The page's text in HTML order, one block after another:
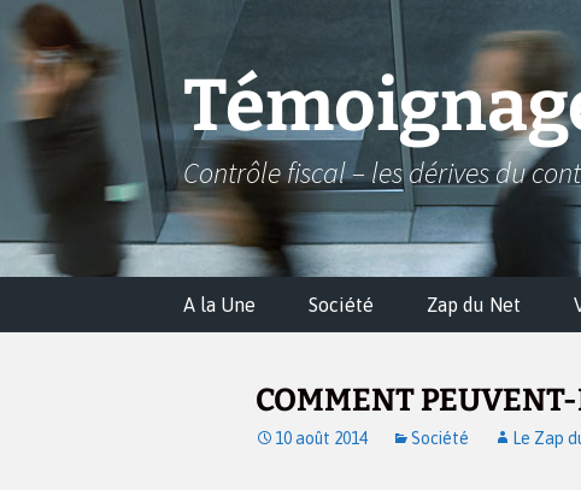
Aller
au
contenu
Contrôle fiscal – les dérives du
A la Une Société Zap du Net
COMMENT PEUVENT-
10 août 2014 Société Le Zap